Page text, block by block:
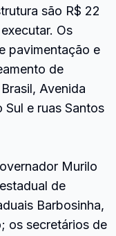
são R$ 22
Os
pavimentação e
de
Avenida
e ruas Santos
Murilo
de
Barbosinha,
os secretários de